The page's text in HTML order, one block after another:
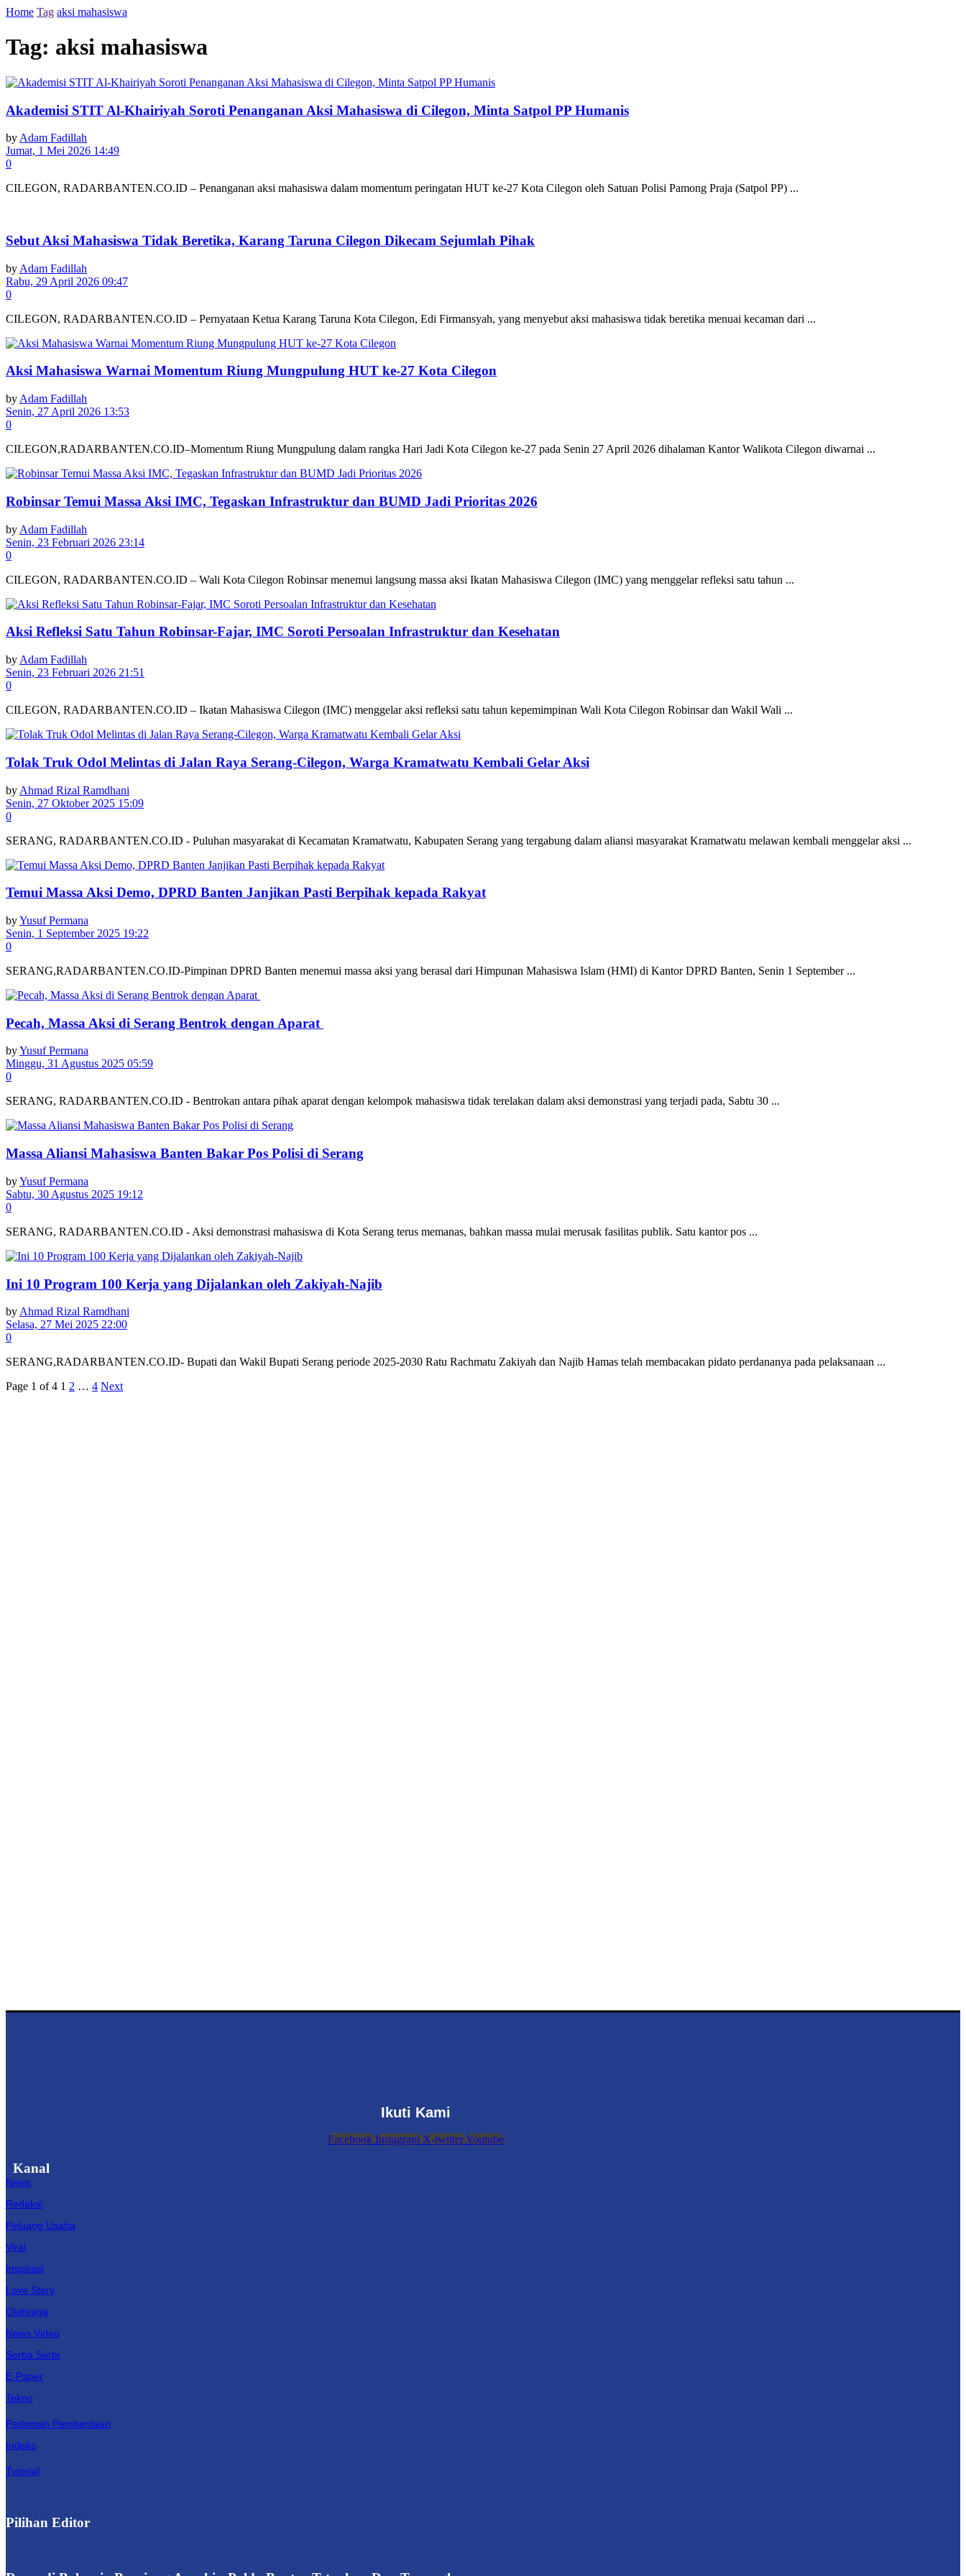
Home Tag aksi mahasiswa
Tag: aksi mahasiswa
Akademisi STIT Al-Khairiyah Soroti Penanganan Aksi Mahasiswa di Cilegon, Minta Satpol PP Humanis
by Adam Fadillah
Jumat, 1 Mei 2026 14:49
0
CILEGON, RADARBANTEN.CO.ID – Penanganan aksi mahasiswa dalam momentum peringatan HUT ke-27 Kota Cilegon oleh Satuan Polisi Pamong Praja (Satpol PP) ...
Sebut Aksi Mahasiswa Tidak Beretika, Karang Taruna Cilegon Dikecam Sejumlah Pihak
by Adam Fadillah
Rabu, 29 April 2026 09:47
0
CILEGON, RADARBANTEN.CO.ID – Pernyataan Ketua Karang Taruna Kota Cilegon, Edi Firmansyah, yang menyebut aksi mahasiswa tidak beretika menuai kecaman dari ...
Aksi Mahasiswa Warnai Momentum Riung Mungpulung HUT ke-27 Kota Cilegon
by Adam Fadillah
Senin, 27 April 2026 13:53
0
CILEGON,RADARBANTEN.CO.ID–Momentum Riung Mungpulung dalam rangka Hari Jadi Kota Cilegon ke-27 pada Senin 27 April 2026 dihalaman Kantor Walikota Cilegon diwarnai ...
Robinsar Temui Massa Aksi IMC, Tegaskan Infrastruktur dan BUMD Jadi Prioritas 2026
by Adam Fadillah
Senin, 23 Februari 2026 23:14
0
CILEGON, RADARBANTEN.CO.ID – Wali Kota Cilegon Robinsar menemui langsung massa aksi Ikatan Mahasiswa Cilegon (IMC) yang menggelar refleksi satu tahun ...
Aksi Refleksi Satu Tahun Robinsar-Fajar, IMC Soroti Persoalan Infrastruktur dan Kesehatan
by Adam Fadillah
Senin, 23 Februari 2026 21:51
0
CILEGON, RADARBANTEN.CO.ID – Ikatan Mahasiswa Cilegon (IMC) menggelar aksi refleksi satu tahun kepemimpinan Wali Kota Cilegon Robinsar dan Wakil Wali ...
Tolak Truk Odol Melintas di Jalan Raya Serang-Cilegon, Warga Kramatwatu Kembali Gelar Aksi
by Ahmad Rizal Ramdhani
Senin, 27 Oktober 2025 15:09
0
SERANG, RADARBANTEN.CO.ID - Puluhan masyarakat di Kecamatan Kramatwatu, Kabupaten Serang yang tergabung dalam aliansi masyarakat Kramatwatu melawan kembali menggelar aksi ...
Temui Massa Aksi Demo, DPRD Banten Janjikan Pasti Berpihak kepada Rakyat
byYusuf Permana
Senin, 1 September 2025 19:22
0
SERANG,RADARBANTEN.CO.ID-Pimpinan DPRD Banten menemui massa aksi yang berasal dari Himpunan Mahasiswa Islam (HMI) di Kantor DPRD Banten, Senin 1 September ...
Pecah, Massa Aksi di Serang Bentrok dengan Aparat
byYusuf Permana
Minggu, 31 Agustus 2025 05:59
0
SERANG, RADARBANTEN.CO.ID - Bentrokan antara pihak aparat dengan kelompok mahasiswa tidak terelakan dalam aksi demonstrasi yang terjadi pada, Sabtu 30 ...
Massa Aliansi Mahasiswa Banten Bakar Pos Polisi di Serang
byYusuf Permana
Sabtu, 30 Agustus 2025 19:12
0
SERANG, RADARBANTEN.CO.ID - Aksi demonstrasi mahasiswa di Kota Serang terus memanas, bahkan massa mulai merusak fasilitas publik. Satu kantor pos ...
Ini 10 Program 100 Kerja yang Dijalankan oleh Zakiyah-Najib
by Ahmad Rizal Ramdhani
Selasa, 27 Mei 2025 22:00
0
SERANG,RADARBANTEN.CO.ID- Bupati dan Wakil Bupati Serang periode 2025-2030 Ratu Rachmatu Zakiyah dan Najib Hamas telah membacakan pidato perdananya pada pelaksanaan ...
Page 1 of 4 1 2 … 4 Next
Ikuti Kami
Facebook Instagram X-twitterYoutube
Kanal
News
Redaksi
Peluang Usaha
Viral
Inspirasi
Love Story
Olahraga
News Video
Serba Serbi
E-Paper
Tekno
Pedoman Pemberitaan
Indeks
Tutorial
Pilihan Editor